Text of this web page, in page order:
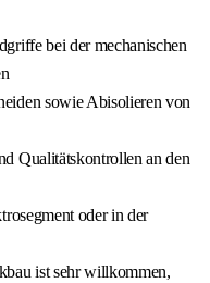
bei der mechanischen
sowie Abisolieren von
Qualitätskontrollen an den
oder in der
ist sehr willkommen,